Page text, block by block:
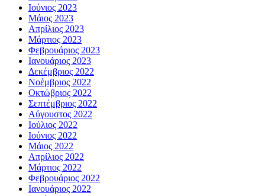
Ιούνιος 2023
Μάιος 2023
Απρίλιος 2023
Μάρτιος 2023
Φεβρουάριος 2023
Ιανουάριος 2023
Δεκέμβριος 2022
Νοέμβριος 2022
Οκτώβριος 2022
Σεπτέμβριος 2022
Αύγουστος 2022
Ιούλιος 2022
Ιούνιος 2022
Μάιος 2022
Απρίλιος 2022
Μάρτιος 2022
Φεβρουάριος 2022
Ιανουάριος 2022